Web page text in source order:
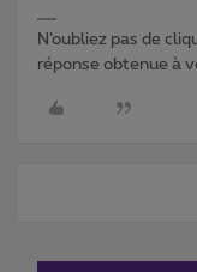
N’oubliez pas de
réponse obtenue à